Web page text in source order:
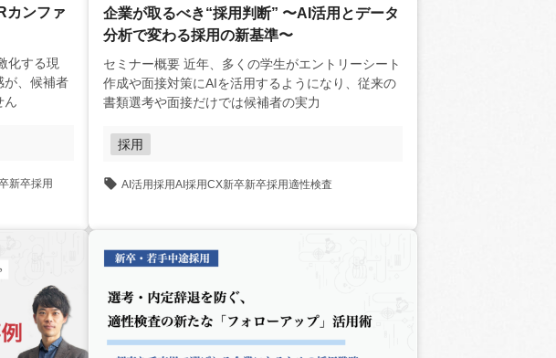
カンファ
が、候補者
ん
新卒採用
企業が取るべき“採用判断” 〜AI活用とデータ
分析で変わる採用の新基準〜
セミナー概要 近年、多くの学生がエントリーシート
作成や面接対策にAIを活用するようになり、従来の
書類選考や面接だけでは候補者の実力
採用
AI活用採用AI 採用CX新卒新卒採用適性検査